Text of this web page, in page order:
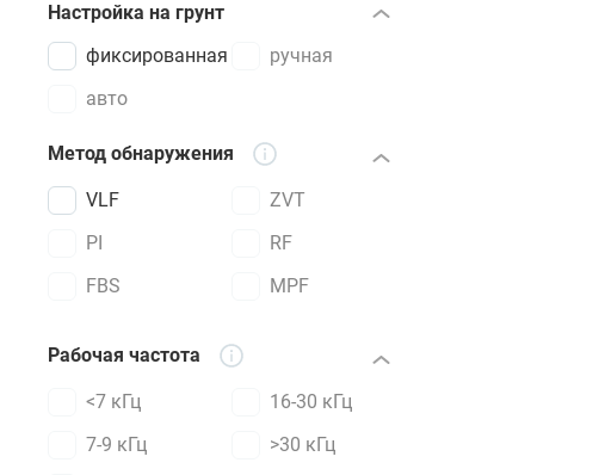
Настройка на грунт
фиксированная
авто
ручная
Метод обнаружения
VLF
PI
FBS
ZVT
RF
MPF
Рабочая частота
<7 кГц
7-9 кГц
16-30 кГц
>30 кГц